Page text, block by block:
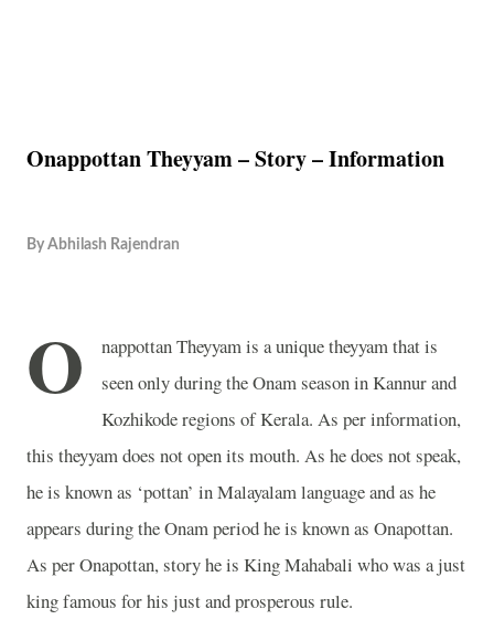
Onappottan Theyyam – Story – Information
By Abhilash Rajendran
O
nappottan Theyyam is a unique theyyam that is
seen only during the Onam season in Kannur and
Kozhikode regions of Kerala. As per information,
this theyyam does not open its mouth. As he does not speak,
he is known as ‘pottan’ in Malayalam language and as he
appears during the Onam period he is known as Onapottan.
As per Onapottan, story he is King Mahabali who was a just
king famous for his just and prosperous rule.